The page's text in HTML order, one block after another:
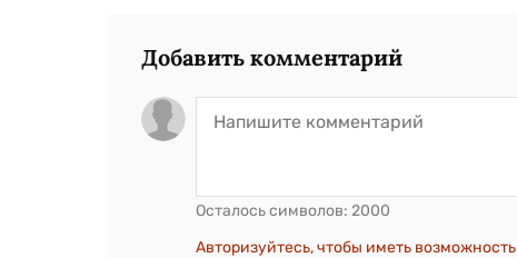
Добавить комментарий
Осталось символов: 2000
Авторизуйтесь, чтобы иметь возможность